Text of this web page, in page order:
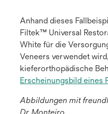
Anhand dieses
Filtek™ Universal
White für die
Veneers verwendet
kieferorthopädische
Erscheinungsbild eines
Abbildungen mit